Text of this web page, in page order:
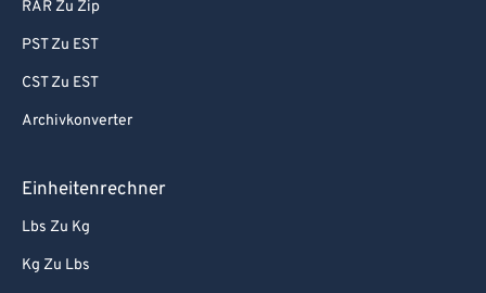
RAR Zu Zip
PST Zu EST
CST Zu EST
Archivkonverter
Einheitenrechner
Lbs Zu Kg
Kg Zu Lbs